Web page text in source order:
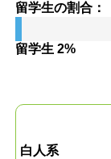
留学生の割合：
留学生 2%
白人系